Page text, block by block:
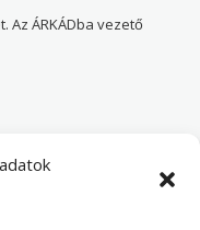
Az ÁRKÁDba vezető